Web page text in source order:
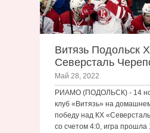
Витязь Подольск
Северсталь
Май 28, 2022
РИАМО (ПОДОЛЬСК) - 14
клуб «Витязь» на
победу над КХ
со счетом 4:0, игра прошла